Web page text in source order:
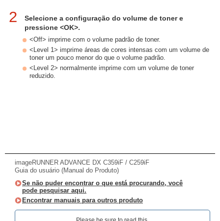
2
Selecione a configuração do volume de toner e
pressione <OK>.
<Off> imprime com o volume padrão de toner.
<Level 1> imprime áreas de cores intensas com um volume de
toner um pouco menor do que o volume padrão.
<Level 2> normalmente imprime com um volume de toner
reduzido.
imageRUNNER ADVANCE DX C359iF / C259iF
Guia do usuário (Manual do Produto)
Se não puder encontrar o que está procurando, você
pode pesquisar aqui.
Encontrar manuais para outros produto